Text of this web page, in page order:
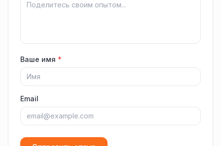
Ваше имя *
Email